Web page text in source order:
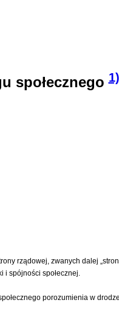
społecznego1)
rządowej, zwanych dalej
i spójności społecznej.
porozumienia w